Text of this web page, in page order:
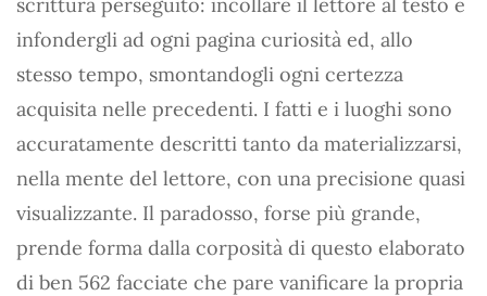
infondergli ad ogni pagina curiosità ed, allo
stesso tempo, smontandogli ogni certezza
acquisita nelle precedenti. I fatti e i luoghi sono
accuratamente descritti tanto da materializzarsi,
nella mente del lettore, con una precisione quasi
visualizzante. Il paradosso, forse più grande,
prende forma dalla corposità di questo elaborato
di ben 562 facciate che pare vanificare la propria